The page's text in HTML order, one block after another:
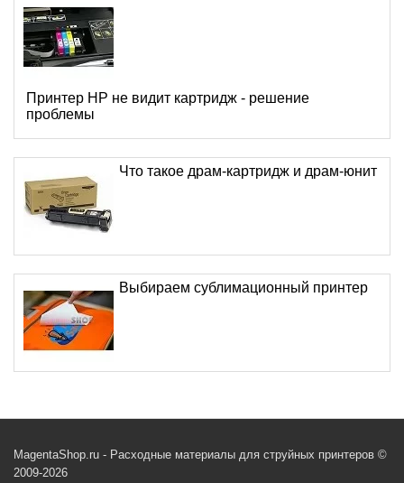
Принтер HP не видит картридж - решение
проблемы
Что такое драм-картридж и драм-юнит
Выбираем сублимационный принтер
MagentaShop.ru - Расходные материалы для струйных принтеров ©
2009-2026